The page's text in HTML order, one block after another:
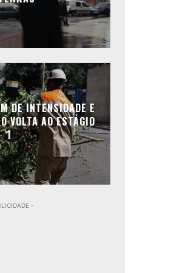
DE INTENSIDADE E
VOLTA AO ESTÁGIO
1
-